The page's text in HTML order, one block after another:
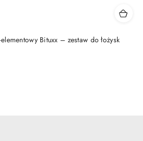
Bituxx – zestaw do łożysk